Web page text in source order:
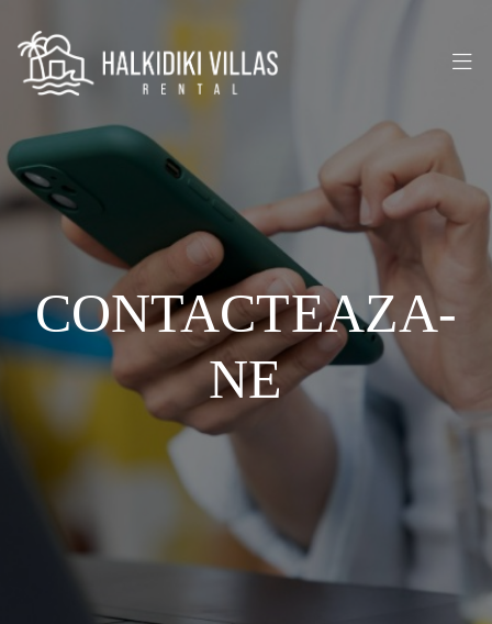
CONTACTEAZA-
NE